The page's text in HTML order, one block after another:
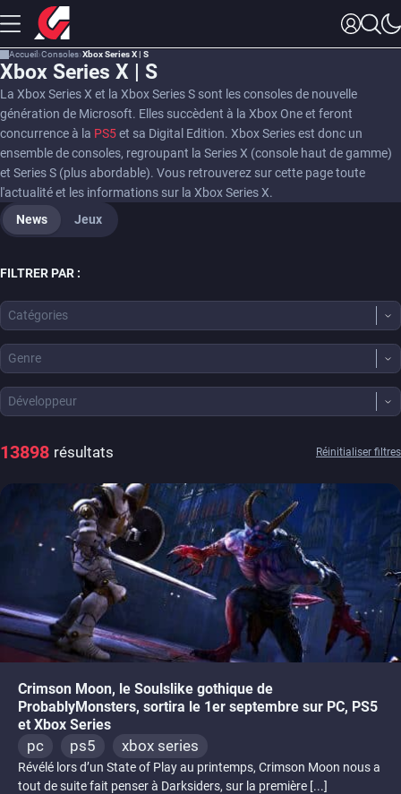
Accueil Consoles Xbox Series X | S
Xbox Series X | S
La Xbox Series X et la Xbox Series S sont les consoles de nouvelle
génération de Microsoft. Elles succèdent à la Xbox One et feront
concurrence à la PS5et sa Digital Edition. Xbox Series est donc un
ensemble de consoles, regroupant la Series X (console haut de gamme)
et Series S (plus abordable). Vous retrouverez sur cette page toute
l'actualité et les informations sur la Xbox Series X.
News
Jeux
FILTRER PAR :
Catégories
Genre
Développeur
13898 résultats Réinitialiser filtres
Crimson Moon, le Soulslike gothique de
ProbablyMonsters, sortira le 1er septembre sur PC, PS5
et Xbox Series
pc ps5 xbox series
Révélé lors d’un State of Play au printemps, Crimson Moon nous a
tout de suite fait penser à Darksiders, sur la première [...]